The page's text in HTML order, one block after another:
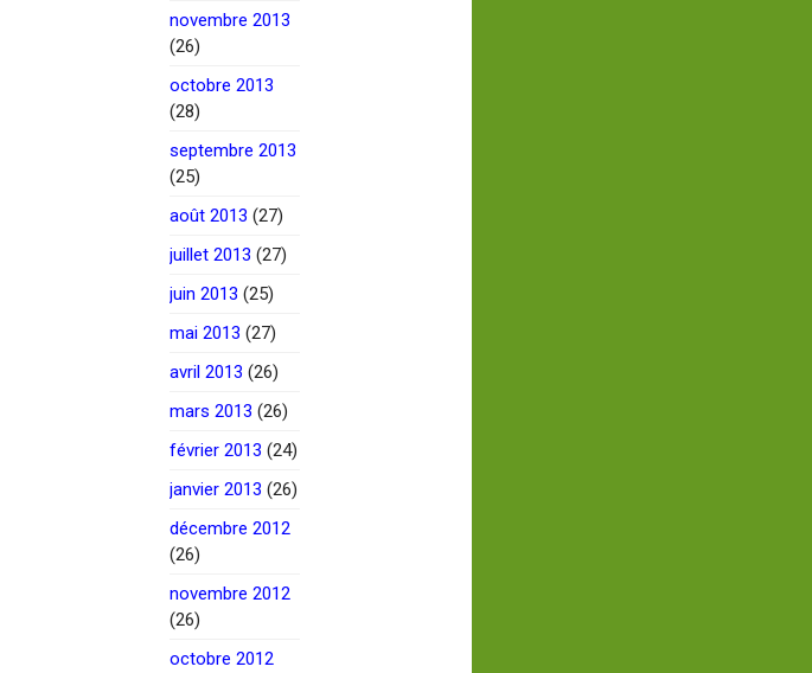
novembre 2013
(26)
octobre 2013
(28)
septembre 2013
(25)
août 2013 (27)
juillet 2013 (27)
juin 2013 (25)
mai 2013 (27)
avril 2013 (26)
mars 2013 (26)
février 2013 (24)
janvier 2013 (26)
décembre 2012
(26)
novembre 2012
(26)
octobre 2012